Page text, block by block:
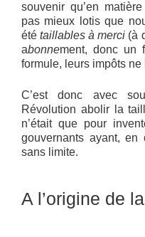
souvenir qu’en
pas mieux lotis que
ététaillables à merci (à
abonnement, donc un
formule, leurs impôts
C’est donc avec
Révolution abolir la
n’était que pour
gouvernants ayant, en
sans limite.
A l’origine de